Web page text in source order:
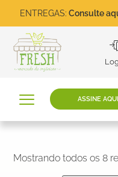
ENTREGAS: Consulte
ASSINE AQUI
Mostrando todos os 8